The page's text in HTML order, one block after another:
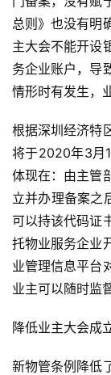
总则》也没有明
主大会不能开设
务企业账户，导
情形时有发生，
根据深圳经济特
将于2020年3月
体现在：由主管
立并办理备案之
可以持该代码证
托物业服务企业
业管理信息平台
业主可以随时监督
降低业主大会成
新物管条例降低